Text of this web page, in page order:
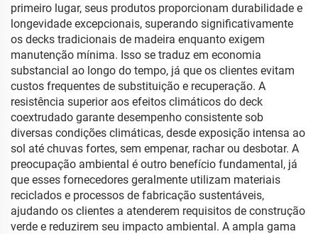
primeiro lugar, seus produtos proporcionam durabilidade e
longevidade excepcionais, superando significativamente
os decks tradicionais de madeira enquanto exigem
manutenção mínima. Isso se traduz em economia
substancial ao longo do tempo, já que os clientes evitam
custos frequentes de substituição e recuperação. A
resistência superior aos efeitos climáticos do deck
coextrudado garante desempenho consistente sob
diversas condições climáticas, desde exposição intensa ao
sol até chuvas fortes, sem empenar, rachar ou desbotar. A
preocupação ambiental é outro benefício fundamental, já
que esses fornecedores geralmente utilizam materiais
reciclados e processos de fabricação sustentáveis,
ajudando os clientes a atenderem requisitos de construção
verde e reduzirem seu impacto ambiental. A ampla gama